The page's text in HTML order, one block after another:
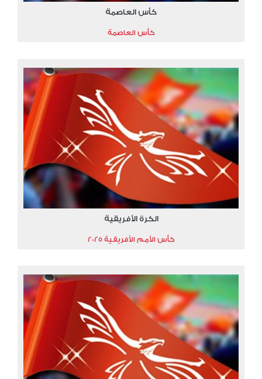
كأس العاصمة
كأس العاصمة
الكرة الأفريقية
كأس الأمم الأفريقية 2025